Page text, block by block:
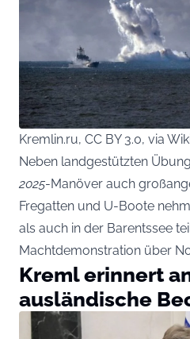
Kremlin.ru, CC BY 3.0, via
Neben landgestützten
2025-Manöver auch
Fregatten und U-Boote
als auch in der Barentssee
Machtdemonstration über
Kreml erinnert
ausländische